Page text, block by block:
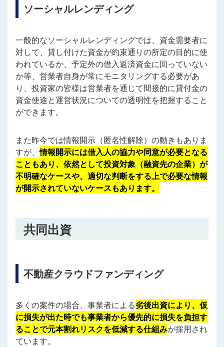
ソーシャルレンディング
一般的なソーシャルレンディングでは、資金需要者に
対して、貸し付けた資金が約束通りの所定の目的に使
われているか、予定外の借入返済資金に回っていない
か等、営業者自身が常にモニタリングする必要があ
り、投資家の皆様は営業者を通じて間接的に貸付金の
資金使途と運営状況についての透明性を把握すること
ができます。
また昨今では情報開示（匿名性解除）の動きもありま
すが、情報開示には借入人の協力や同意が必要となる
こともあり、依然として投資対象（融資先の企業）が
不明確なケースや、適切な判断をする上で必要な情報
が開示されていないケースもあります。
共同出資
不動産クラウドファンディング
多くの案件の場合、事業者による劣後出資により、仮
に損失が出た時でも事業者から優先的に損失を負担す
ることで元本割れリスクを低減する仕組みが採用され
ています。